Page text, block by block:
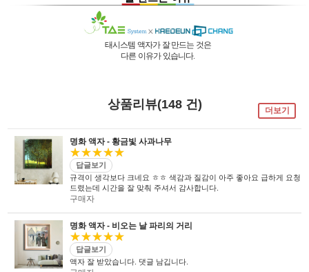
태시스템 액자가 잘 만드는 것은
다른 이유가 있습니다.
독자기술의 작업 방법과 소재 그리고
숙련된 작업자들로 구성되어있는 회사이며
액자를 만드는 전 공정의 기계를
국내 실정에 맞게 재구성 및 개발하여
세계 각국에 기계수출은 물론 기술지원을
사진UV 코팅기, 벨벳 코팅기,
뒷묻음 방지 방법을상품리뷰(148 건) 더보기
명화 액자 - 황금빛 사과나무
★★★★★
답글보기
규격이 생각보다 크네요 ㅎㅎ 색감과 질감이 아주 좋아요 급하게 요청
드렸는데 시간을 잘 맞춰 주셔서 감사합니다.
구매자
명화 액자 - 비오는 날 파리의 거리
★★★★★
답글보기
액자 잘 받았습니다. 댓글 남깁니다.